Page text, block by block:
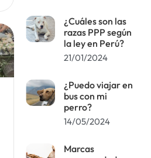
¿Cuáles son las
razas PPP según
la ley en Perú?
21/01/2024
¿Puedo viajar en
bus con mi
perro?
14/05/2024
Marcas